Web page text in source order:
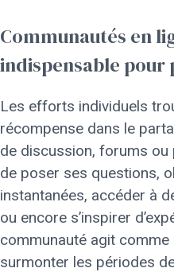
Communautés en
indispensable pour
Les efforts individuels
récompense dans le
de discussion, forums
de poser ses questions,
instantanées, accéder à
ou encore s’inspirer
communauté agit
surmonter les périodes